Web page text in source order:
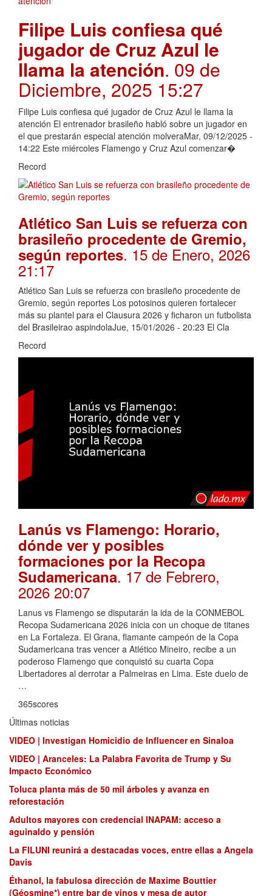
Filipe Luis confiesa qué
jugador de Cruz Azul le
llama la atención. 09 de
Diciembre, 2025 15:27
Filipe Luis confiesa qué jugador de Cruz Azul le llama la
atención El entrenador brasileño habló sobre un jugador en
el que prestarán especial atención molveraMar, 09/12/2025 -
14:22 Este miércoles Flamengo y Cruz Azul comenzar�
Record
Atlético San Luis se refuerza con
brasileño procedente de Gremio,
según reportes. 15 de Enero, 2026
21:17
Atlético San Luis se refuerza con brasileño procedente de
Gremio, según reportes Los potosinos quieren fortalecer
más su plantel para el Clausura 2026 y ficharon un futbolista
del Brasileirao aspindolaJue, 15/01/2026 - 20:23 El Cla
Record
Lanús vs Flamengo: Horario,
dónde ver y posibles
formaciones por la Recopa
Sudamericana. 17 de Febrero,
2026 20:07
Lanus vs Flamengo se disputarán la ida de la CONMEBOL
Recopa Sudamericana 2026 inicia con un choque de titanes
en La Fortaleza. El Grana, flamante campeón de la Copa
Sudamericana tras vencer a Atlético Mineiro, recibe a un
poderoso Flamengo que conquistó su cuarta Copa
Libertadores al derrotar a Palmeiras en Lima. Este duelo de
…
365scores
Últimas noticias
VIDEO | Investigan Homicidio de Influencer en Sinaloa
VIDEO | Aranceles: La Palabra Favorita de Trump y Su
Impacto Económico
Toluca planta más de 50 mil árboles y avanza en
reforestación
Adultos mayores con credencial INAPAM: acceso a
aguinaldo y pensión
La FILUNI reunirá a destacadas voces, entre ellas a Angela
Davis
Éthanol, la fabulosa dirección de Maxime Bouttier
(Géosmine*) entre bar de vinos y mesa de autor